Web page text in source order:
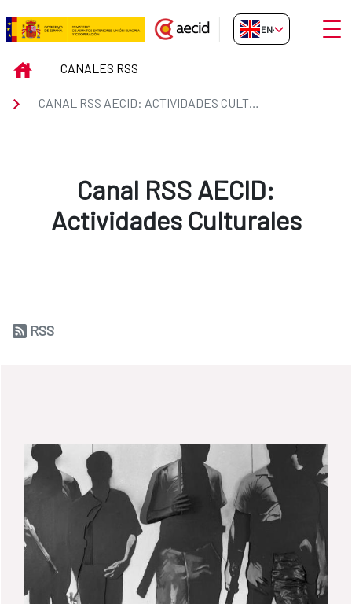
Skip to Main Content
Canal RSS AECID: Actividades
EN-GB
INICIOCANALES RSS
CANAL RSS AECID: ACTIVIDADES CULTURALES
Canal RSS AECID:
Actividades Culturales
RSS